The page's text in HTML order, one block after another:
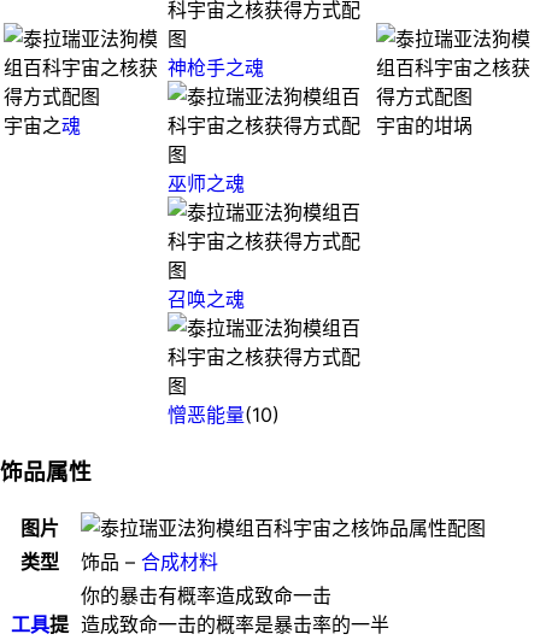
宇宙之魂
神枪手之魂
巫师之魂
召唤之魂
憎恶能量(10)
宇宙的坩埚
饰品属性
图片
类型
饰品 – 合成材料
工具提
你的暴击有概率造成致命一击
造成致命一击的概率是暴击率的一半